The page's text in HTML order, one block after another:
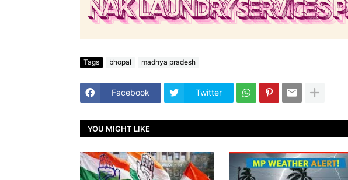
Tags bhopal madhya pradesh
Facebook Twitter
YOU MIGHT LIKE